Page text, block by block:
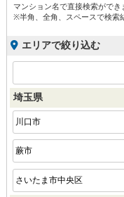
マンション名で直接検索ができ
※半角、全角、スペースで検索
エリアで絞り込む
埼玉県
川口市
蕨市
さいたま市中央区